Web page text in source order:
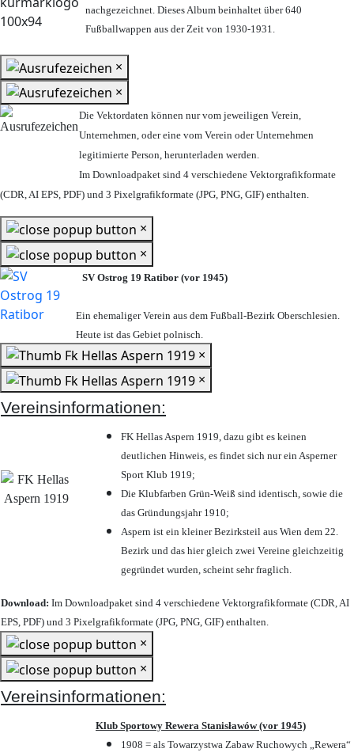
nachgezeichnet. Dieses Album beinhaltet über 640
Fußballwappen aus der Zeit von 1930-1931.
×
×
Die Vektordaten können nur vom jeweiligen Verein,
Unternehmen, oder eine vom Verein oder Unternehmen
legitimierte Person, herunterladen werden.
Im Downloadpaket sind 4 verschiedene Vektorgrafikformate
(CDR, AI EPS, PDF) und 3 Pixelgrafikformate (JPG, PNG, GIF) enthalten.
×
×
SV Ostrog 19 Ratibor (vor 1945)
Ein ehemaliger Verein aus dem Fußball-Bezirk Oberschlesien.
Heute ist das Gebiet polnisch.
×
×
Vereinsinformationen:
FK Hellas Aspern 1919, dazu gibt es keinen
deutlichen Hinweis, es findet sich nur ein Asperner
Sport Klub 1919;
Die Klubfarben Grün-Weiß sind identisch, sowie die
das Gründungsjahr 1910;
Aspern ist ein kleiner Bezirksteil aus Wien dem 22.
Bezirk und das hier gleich zwei Vereine gleichzeitig
gegründet wurden, scheint sehr fraglich.
Download: Im Downloadpaket sind 4 verschiedene Vektorgrafikformate (CDR, AI
EPS, PDF) und 3 Pixelgrafikformate (JPG, PNG, GIF) enthalten.
×
×
Vereinsinformationen:
Klub Sportowy Rewera Stanisławów (vor 1945)
1908 = als Towarzystwa Zabaw Ruchowych „Rewera“